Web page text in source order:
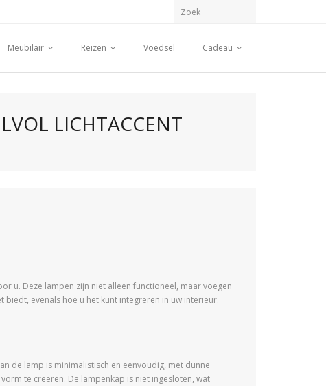
Meubilair Reizen Voedsel Cadeau
LICHTACCENT
u. Deze lampen zijn niet alleen functioneel, maar voegen
evenals hoe u het kunt integreren in uw interieur.
de lamp is minimalistisch en eenvoudig, met dunne
te creëren. De lampenkap is niet ingesloten, wat